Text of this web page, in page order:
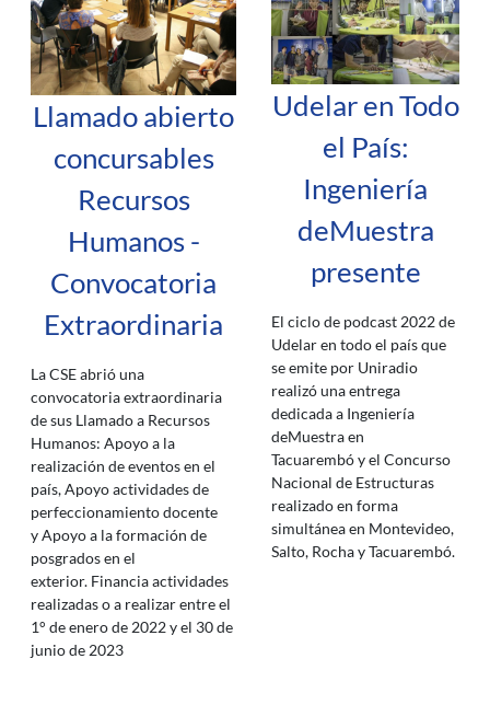
Llamado abierto
concursables
Recursos
Humanos -
Convocatoria
Extraordinaria
La CSE abrió una
convocatoria extraordinaria
de sus Llamado a Recursos
Humanos: Apoyo a la
realización de eventos en el
país, Apoyo actividades de
perfeccionamiento docente
y Apoyo a la formación de
posgrados en el
exterior. Financia actividades
realizadas o a realizar entre el
1° de enero de 2022 y el 30 de
junio de 2023
Udelar en Todo
el País:
Ingeniería
deMuestra
presente
El ciclo de podcast 2022 de
Udelar en todo el país que
se emite por Uniradio
realizó una entrega
dedicada a Ingeniería
deMuestra en
Tacuarembó y el Concurso
Nacional de Estructuras
realizado en forma
simultánea en Montevideo,
Salto, Rocha y Tacuarembó.